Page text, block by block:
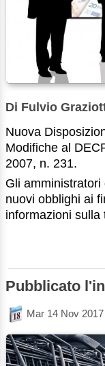
Di Fulvio
Nuova
Modifiche al
2007, n. 231.
Gli
nuovi obblighi ai
informazioni sulla
Pubblicato
Mar 14 Nov 2017